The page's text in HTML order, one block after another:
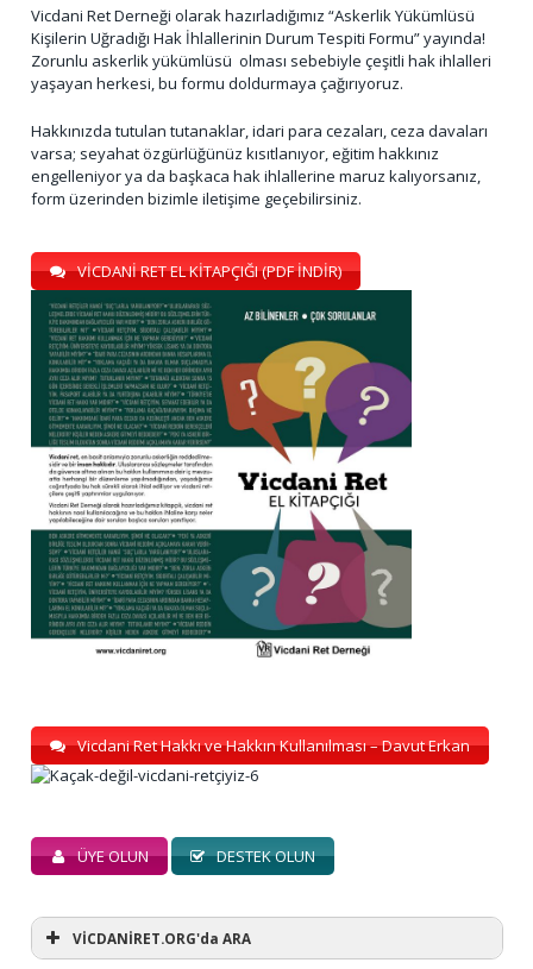
Vicdani Ret Derneği olarak hazırladığımız “Askerlik Yükümlüsü
Kişilerin Uğradığı Hak İhlallerinin Durum Tespiti Formu” yayında!
Zorunlu askerlik yükümlüsü olması sebebiyle çeşitli hak ihlalleri
yaşayan herkesi, bu formu doldurmaya çağırıyoruz.
Hakkınızda tutulan tutanaklar, idari para cezaları, ceza davaları
varsa; seyahat özgürlüğünüz kısıtlanıyor, eğitim hakkınız
engelleniyor ya da başkaca hak ihlallerine maruz kalıyorsanız,
form üzerinden bizimle iletişime geçebilirsiniz.
VİCDANİ RET EL KİTAPÇIĞI (PDF İNDİR)
Vicdani Ret Hakkı ve Hakkın Kullanılması – Davut Erkan
ÜYE OLUN DESTEK OLUN
VİCDANİRET.ORG'da ARA